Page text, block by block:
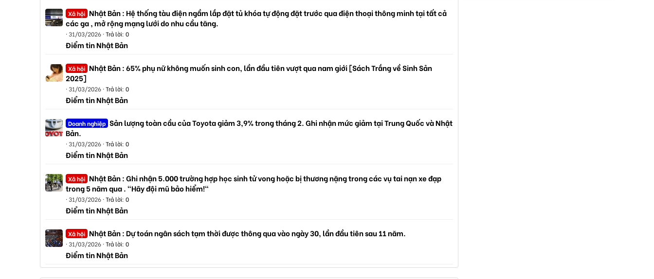
Xã hội Nhật Bản : Hệ thống tàu điện ngầm lắp đặt tủ khóa tự động đặt trước qua điện thoại thông minh tại tất cả
các ga , mở rộng mạng lưới do nhu cầu tăng.
31/03/2026 Trả lời: 0
Điểm tin Nhật Bản
Xã hội Nhật Bản : 65% phụ nữ không muốn sinh con, lần đầu tiên vượt qua nam giới [Sách Trắng về Sinh Sản
2025]
31/03/2026 Trả lời: 0
Điểm tin Nhật Bản
Doanh nghiệp Sản lượng toàn cầu của Toyota giảm 3,9% trong tháng 2. Ghi nhận mức giảm tại Trung Quốc và Nhật
Bản.
31/03/2026 Trả lời: 0
Điểm tin Nhật Bản
Xã hội Nhật Bản : Ghi nhận 5.000 trường hợp học sinh tử vong hoặc bị thương nặng trong các vụ tai nạn xe đạp
trong 5 năm qua . "Hãy đội mũ bảo hiểm!"
31/03/2026 Trả lời: 0
Điểm tin Nhật Bản
Xã hội Nhật Bản : Dự toán ngân sách tạm thời được thông qua vào ngày 30, lần đầu tiên sau 11 năm.
31/03/2026 Trả lời: 0
Điểm tin Nhật Bản